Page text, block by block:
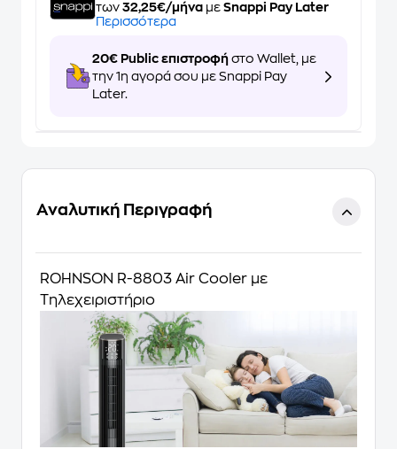
των 32,25€/μήνα με Snappi Pay Later
Περισσότερα
20€ Public επιστροφή στο Wallet, με
την 1η αγορά σου με Snappi Pay
Later.
Αναλυτική Περιγραφή
ROHNSON R-8803 Air Cooler με
Τηλεχειριστήριο